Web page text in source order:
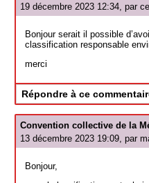
19 décembre 2023 12:34, par
Bonjour serait il possible
classification responsable
merci
Répondre à ce
Convention collective de la
13 décembre 2023 19:09, par
Bonjour,